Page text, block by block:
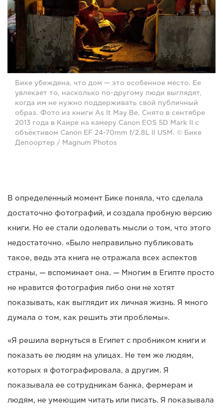
Бике убеждена, что дом — это особенное место. Ее
увлекает то, насколько по-другому люди выглядят,
когда им не нужно поддерживать свой публичный
образ. Фото из книги As It May Be. Снято в сентябре
2013 года в Каире на камеру Canon EOS 5D Mark II с
объективом Canon EF 24-70mm f/2.8L II USM. © Бике
Депоортер / Magnum Photos
В определенный момент Бике поняла, что сделала
достаточно фотографий, и создала пробную версию
книги. Но ее стали одолевать мысли о том, что этого
недостаточно. «Было неправильно публиковать
такое, ведь эта книга не отражала всех аспектов
страны, — вспоминает она. — Многим в Египте просто
не нравится фотография либо они не хотят
показывать, как выглядит их личная жизнь. Я много
думала о том, как решить эти проблемы».
«Я решила вернуться в Египет с пробником книги и
показать ее людям на улицах. Не тем же людям,
которых я фотографировала, а другим. Я
показывала ее сотрудникам банка, фермерам и
людям, не умеющим читать или писать. Я показывала